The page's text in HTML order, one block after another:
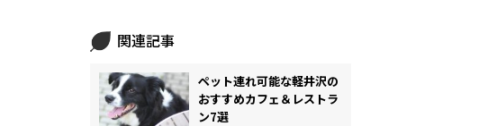
関連記事
ペット連れ可能な軽井沢の
おすすめカフェ＆レストラ
ン7選